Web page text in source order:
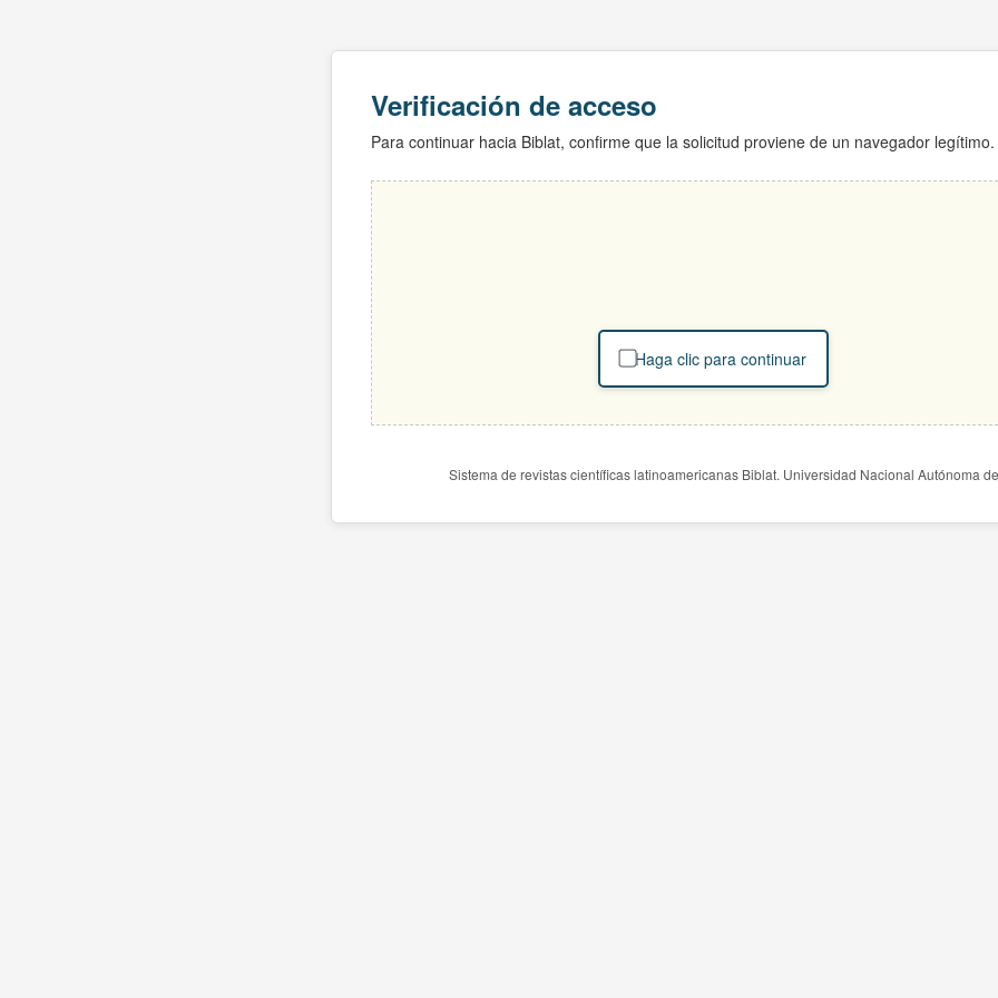
Verificación de acceso
Para continuar hacia Biblat, confirme que la solicitud proviene de un navegador legítimo.
Haga clic para continuar
Sistema de revistas científicas latinoamericanas Biblat. Universidad Nacional Autónoma